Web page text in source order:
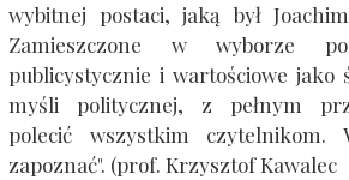
wybitnej postaci, jaką był
Zamieszczone w wyborze
publicystycznie i wartościowe jako
myśli politycznej, z pełnym
polecić wszystkim
zapoznać". (prof. Krzysztof Kawalec